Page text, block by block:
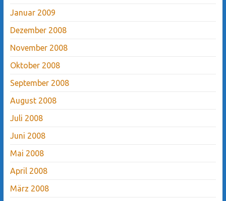
Januar 2009
Dezember 2008
November 2008
Oktober 2008
September 2008
August 2008
Juli 2008
Juni 2008
Mai 2008
April 2008
März 2008